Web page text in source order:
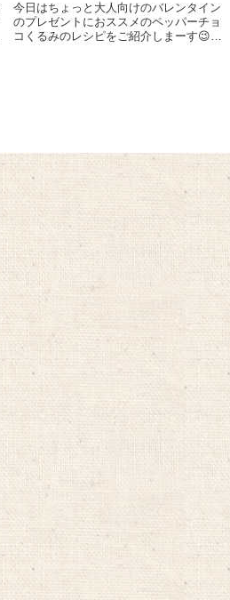
今日はちょっと大人向けのバレンタイン
のプレゼントにおススメのペッパーチョ
コくるみのレシピをご紹介しまーす😉